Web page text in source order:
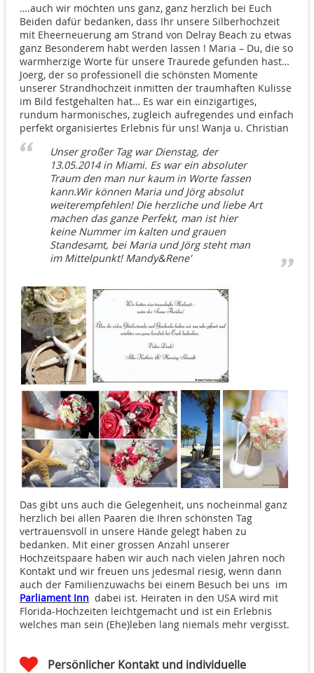
….auch wir möchten uns ganz, ganz herzlich bei Euch
Beiden dafür bedanken, dass Ihr unsere Silberhochzeit
mit Eheerneuerung am Strand von Delray Beach zu etwas
ganz Besonderem habt werden lassen ! Maria – Du, die so
warmherzige Worte für unsere Traurede gefunden hast…
Joerg, der so professionell die schönsten Momente
unserer Strandhochzeit inmitten der traumhaften Kulisse
im Bild festgehalten hat… Es war ein einzigartiges,
rundum harmonisches, zugleich aufregendes und einfach
perfekt organisiertes Erlebnis für uns! Wanja u. Christian
Unser großer Tag war Dienstag, der
13.05.2014 in Miami. Es war ein absoluter
Traum den man nur kaum in Worte fassen
kann.Wir können Maria und Jörg absolut
weiterempfehlen! Die herzliche und liebe Art
machen das ganze Perfekt, man ist hier
keine Nummer im kalten und grauen
Standesamt, bei Maria und Jörg steht man
im Mittelpunkt! Mandy&Rene'
Das gibt uns auch die Gelegenheit, uns nocheinmal ganz
herzlich bei allen Paaren die Ihren schönsten Tag
vertrauensvoll in unsere Hände gelegt haben zu
bedanken. Mit einer grossen Anzahl unserer
Hochzeitspaare haben wir auch nach vielen Jahren noch
Kontakt und wir freuen uns jedesmal riesig, wenn dann
auch der Familienzuwachs bei einem Besuch bei uns im
Parliament Inn dabei ist. Heiraten in den USA wird mit
Florida-Hochzeiten leichtgemacht und ist ein Erlebnis
welches man sein (Ehe)leben lang niemals mehr vergisst.
Persönlicher Kontakt und individuelle